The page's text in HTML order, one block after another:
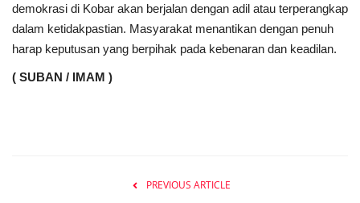
demokrasi di Kobar akan berjalan dengan adil atau terperangkap
dalam ketidakpastian. Masyarakat menantikan dengan penuh
harap keputusan yang berpihak pada kebenaran dan keadilan.
( SUBAN / IMAM )
PREVIOUS ARTICLE